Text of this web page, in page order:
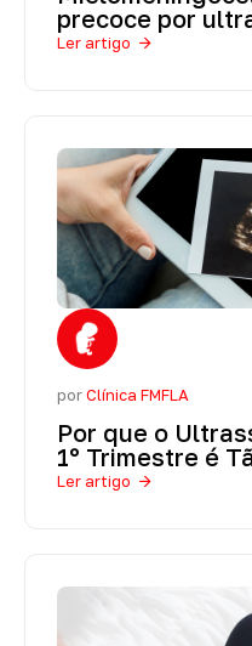
precoce por
Ler artigo
porClínica FMFLA
Por que o
1º Trimestre é
Ler artigo